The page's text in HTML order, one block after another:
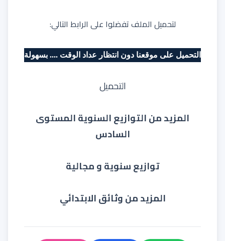
لتحميل الملف تفضلوا على الرابط التالي:
التحميل على موقعنا دون انتظار عداد الوقت .... بسهولة
التحميل
المزيد منالتوازيع السنوية المستوى
السادس
توازيع سنوية و مجالية
المزيد من وثائق الابتدائي